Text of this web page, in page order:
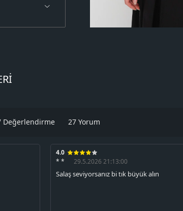
Değerlendirme 27 Yorum
4.0
* *
29.5.2026 21:13:00
Salaş seviyorsanız bi tık büyük alın